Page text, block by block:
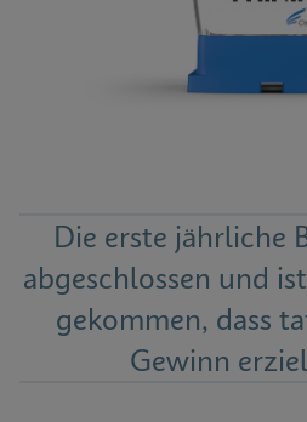
Die erste jährliche
abgeschlossen und
gekommen, dass
Gewinn